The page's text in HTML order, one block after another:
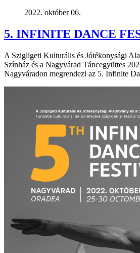
2022. október 06.
5. INFINITE DANCE
A Szigligeti Kulturális és Jótékonysági
Színház és a Nagyvárad Táncegyüttes
Nagyváradon megrendezi az 5. Infinite